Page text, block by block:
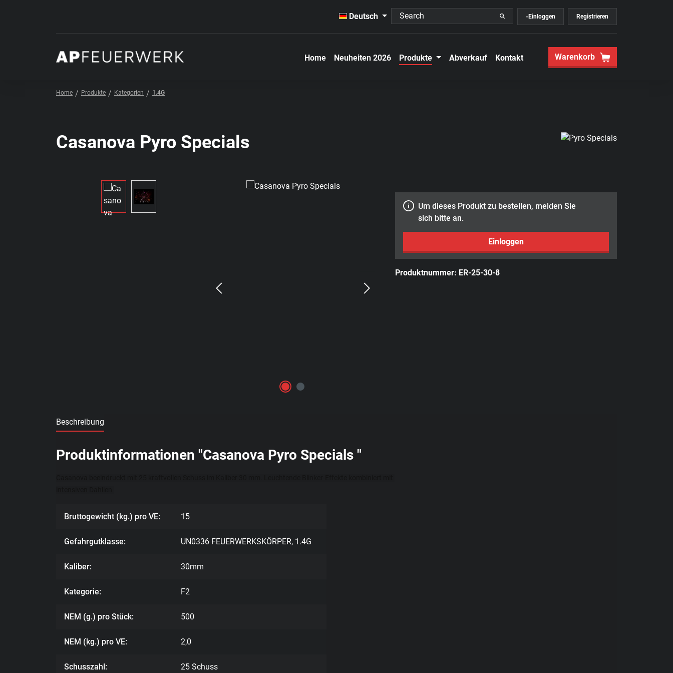
Deutsch -Einloggen Registrieren
Home Neuheiten 2026 Produkte Abverkauf Kontakt Warenkorb
Home Produkte Kategorien 1.4G
Casanova Pyro Specials
Bildergalerie überspringen
Um dieses Produkt zu bestellen, melden Sie
sich bitte an.
Einloggen
Produktnummer: ER-25-30-8
Beschreibung
Produktinformationen "Casanova Pyro Specials "
Bruttogewicht (kg.) pro VE: 15
Gefahrgutklasse: UN0336 FEUERWERKSKÖRPER, 1.4G
Kaliber: 30mm
Kategorie: F2
NEM (g.) pro Stück: 500
NEM (kg.) pro VE: 2,0
Schusszahl: 25 Schuss